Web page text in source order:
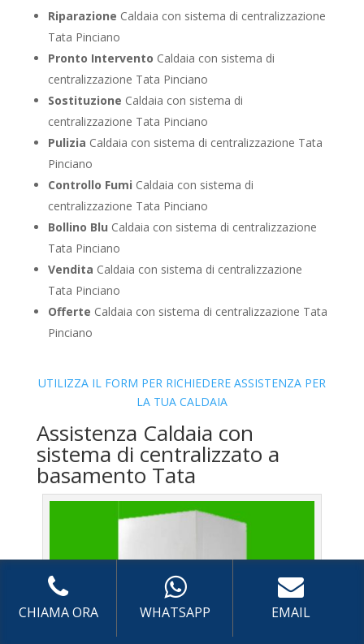
Riparazione Caldaia con sistema di centralizzazione
Tata Pinciano
Pronto Intervento Caldaia con sistema di
centralizzazione Tata Pinciano
Sostituzione Caldaia con sistema di
centralizzazione Tata Pinciano
Pulizia Caldaia con sistema di centralizzazione Tata
Pinciano
Controllo Fumi Caldaia con sistema di
centralizzazione Tata Pinciano
Bollino Blu Caldaia con sistema di centralizzazione
Tata Pinciano
Vendita Caldaia con sistema di centralizzazione
Tata Pinciano
Offerte Caldaia con sistema di centralizzazione Tata
Pinciano
UTILIZZA IL FORM PER RICHIEDERE ASSISTENZA PER
LA TUA CALDAIA
Assistenza Caldaia con
sistema di centralizzato a
basamento Tata
CHIAMA ORA WHATSAPP EMAIL